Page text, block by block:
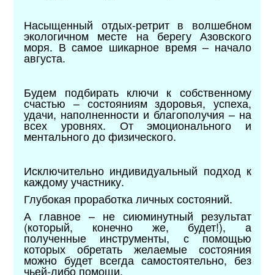
Насыщенный отдых-ретрит в волшебном
экологичном месте на берегу Азовского
моря. В самое шикарное время – начало
августа.
Будем подбирать ключи к собственному
счастью – состояниям здоровья, успеха,
удачи, наполненности и благополучия – на
всех уровнях. От эмоционального и
ментального до физического.
Исключительно индивидуальный подход к
каждому участнику.
Глубокая проработка личных состояний.
А главное – не сиюминутный результат
(который, конечно же, будет!), а
полученные инструменты, с помощью
которых обретать желаемые состояния
можно будет всегда самостоятельно, без
чьей-либо помощи.